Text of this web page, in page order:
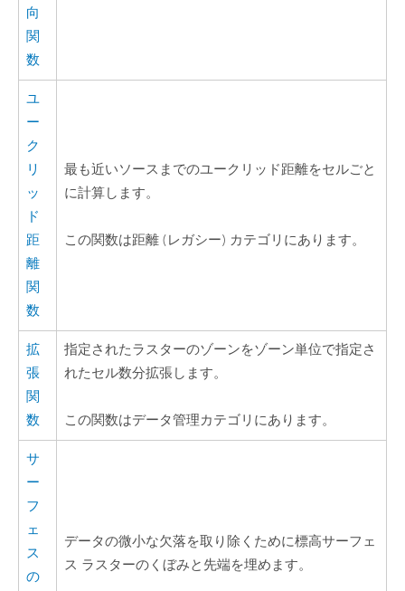
向
関
数
ユ
ー
ク
リ
ッ
ド
距
離
関
数
最も近いソースまでのユークリッド距離をセルごと
に計算します。
この関数は距離 (レガシー) カテゴリにあります。
拡
張
関
数
指定されたラスターのゾーンをゾーン単位で指定さ
れたセル数分拡張します。
この関数はデータ管理カテゴリにあります。
サ
ー
フ
ェ
ス
の
データの微小な欠落を取り除くために標高サーフェ
ス ラスターのくぼみと先端を埋めます。